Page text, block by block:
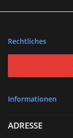
Rechtliches
Informationen
ADRESSE